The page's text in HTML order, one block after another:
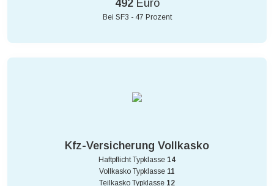
492Euro
Bei SF3 - 47 Prozent
Kfz-Versicherung Vollkasko
Haftpflicht Typklasse 14
Vollkasko Typklasse 11
Teilkasko Typklasse 12